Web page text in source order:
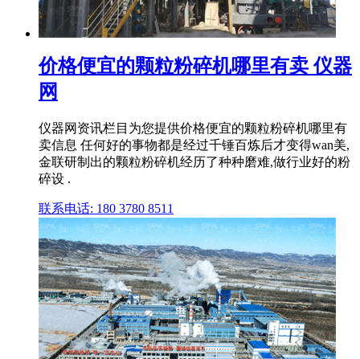
价格便宜的颗粒粉碎机哪里有卖 仪器
网
仪器网资讯栏目为您提供价格便宜的颗粒粉碎机哪里有
卖信息 任何好的事物都是经过千锤百炼后才变得wan美,
金联研制出的颗粒粉碎机经历了种种磨难,做行业好的粉
碎设 .
联系电话: 180 3780 8511